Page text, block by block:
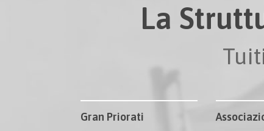
La
Gran Priorati